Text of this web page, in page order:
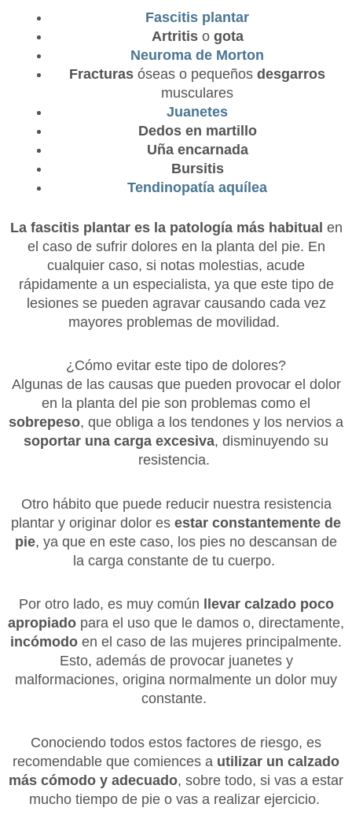
Fascitis plantar
Artritis o gota
Neuroma de Morton
Fracturas óseas o pequeños desgarros
musculares
Juanetes
Dedos en martillo
Uña encarnada
Bursitis
Tendinopatía aquílea
La fascitis plantar es la patología más habitual en
el caso de sufrir dolores en la planta del pie. En
cualquier caso, si notas molestias, acude
rápidamente a un especialista, ya que este tipo de
lesiones se pueden agravar causando cada vez
mayores problemas de movilidad.
¿Cómo evitar este tipo de dolores?
Algunas de las causas que pueden provocar el dolor
en la planta del pie son problemas como el
sobrepeso, que obliga a los tendones y los nervios a
soportar una carga excesiva, disminuyendo su
resistencia.
Otro hábito que puede reducir nuestra resistencia
plantar y originar dolor es estar constantemente de
pie, ya que en este caso, los pies no descansan de
la carga constante de tu cuerpo.
Por otro lado, es muy común llevar calzado poco
apropiado para el uso que le damos o, directamente,
incómodo en el caso de las mujeres principalmente.
Esto, además de provocar juanetes y
malformaciones, origina normalmente un dolor muy
constante.
Conociendo todos estos factores de riesgo, es
recomendable que comiences a utilizar un calzado
más cómodo y adecuado, sobre todo, si vas a estar
mucho tiempo de pie o vas a realizar ejercicio.